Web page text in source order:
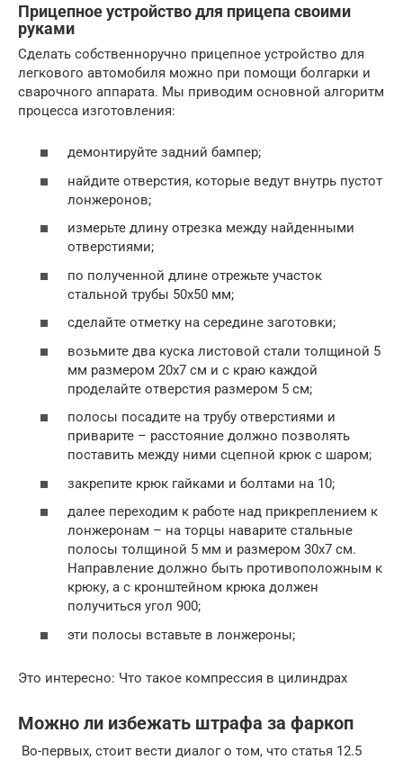
Прицепное устройство для прицепа своими
руками
Сделать собственноручно прицепное устройство для
легкового автомобиля можно при помощи болгарки и
сварочного аппарата. Мы приводим основной алгоритм
процесса изготовления:
демонтируйте задний бампер;
найдите отверстия, которые ведут внутрь пустот
лонжеронов;
измерьте длину отрезка между найденными
отверстиями;
по полученной длине отрежьте участок
стальной трубы 50х50 мм;
сделайте отметку на середине заготовки;
возьмите два куска листовой стали толщиной 5
мм размером 20х7 см и с краю каждой
проделайте отверстия размером 5 см;
полосы посадите на трубу отверстиями и
приварите – расстояние должно позволять
поставить между ними сцепной крюк с шаром;
закрепите крюк гайками и болтами на 10;
далее переходим к работе над прикреплением к
лонжеронам – на торцы наварите стальные
полосы толщиной 5 мм и размером 30х7 см.
Направление должно быть противоположным к
крюку, а с кронштейном крюка должен
получиться угол 900;
эти полосы вставьте в лонжероны;
Это интересно: Что такое компрессия в цилиндрах
Можно ли избежать штрафа за фаркоп
Во-первых, стоит вести диалог о том, что статья 12.5